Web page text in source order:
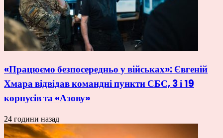
«Працюємо безпосередньо у військах»: Євгеній
Хмара відвідав командні пункти СБС, 3 і 19
корпусів та «Азову»
24 години назад